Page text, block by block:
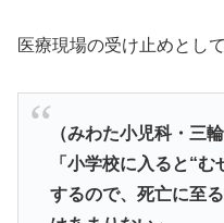
医療現場の受け止めとし
（みわた小児科・三
「小学校に入ると“
するので、死亡に至